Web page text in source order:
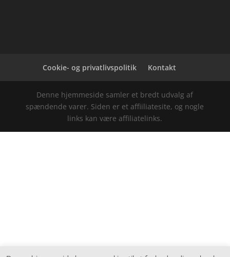
Cookie- og privatlivspolitik Kontakt
Denne hjemmeside samler et bredt udvalg af
spændende varer. Siden er et affiiliatesite, og nogle
links kan være affiliatelinks.